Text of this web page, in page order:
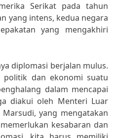
Serikat pada tahun
yang intens, kedua negara
yang mengakhiri
diplomasi berjalan mulus.
politik dan ekonomi suatu
dalam mencapai
diakui oleh Menteri Luar
yang mengatakan
kesabaran dan